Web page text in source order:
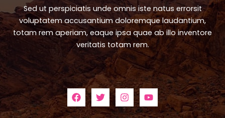
Sed ut perspiciatis unde omnis iste natus errorsit
voluptatem accusantium doloremque laudantium,
totam rem aperiam, eaque ipsa quae ab illo inventore
veritatis totam rem.